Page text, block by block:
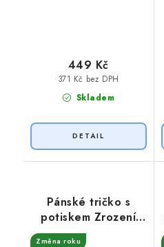
Skladem
371 Kč bez DPH
449 Kč
Pánské tričko s
potiskem Zrození
legendy měsíce
Změna roku